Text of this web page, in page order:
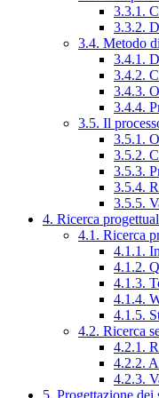
3.3.1.
3.3.2.
3.4. Metodo
3.4.1.
3.4.2.
3.4.3.
3.4.4.
3.5. Il
3.5.1.
3.5.2.
3.5.3.
3.5.4.
3.5.5.
4. Ricerca
4.1. Ricerca
4.1.1.
4.1.2.
4.1.3.
4.1.4.
4.1.5.
4.2. Ricerca
4.2.1.
4.2.2.
4.2.3.
5. Progettazione dei